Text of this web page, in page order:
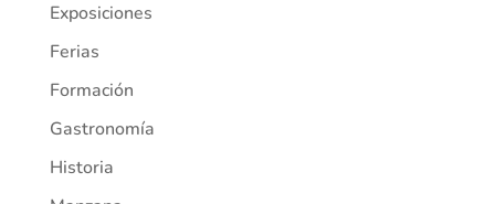
Exposiciones
Ferias
Formación
Gastronomía
Historia